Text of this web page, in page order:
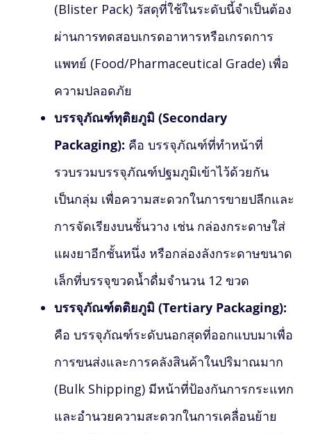
(Blister Pack) วัสดุที่ใช้ในระดับนี้จำเป็นต้อง
ผ่านการทดสอบเกรดอาหารหรือเกรดการ
แพทย์ (Food/Pharmaceutical Grade) เพื่อ
ความปลอดภัย
บรรจุภัณฑ์ทุติยภูมิ (Secondary
Packaging): คือ บรรจุภัณฑ์ที่ทำหน้าที่
รวบรวมบรรจุภัณฑ์ปฐมภูมิเข้าไว้ด้วยกัน
เป็นกลุ่ม เพื่อความสะดวกในการขายปลีกและ
การจัดเรียงบนชั้นวาง เช่น กล่องกระดาษใส่
แผงยาอีกชั้นหนึ่ง หรือกล่องลังกระดาษขนาด
เล็กที่บรรจุขวดน้ำดื่มจำนวน 12 ขวด
บรรจุภัณฑ์ตติยภูมิ (Tertiary Packaging):
คือ บรรจุภัณฑ์ระดับนอกสุดที่ออกแบบมาเพื่อ
การขนส่งและการคลังสินค้าในปริมาณมาก
(Bulk Shipping) มีหน้าที่ป้องกันการกระแทก
และอำนวยความสะดวกในการเคลื่อนย้าย